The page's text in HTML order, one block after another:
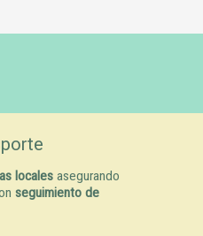
locales asegurando
seguimiento de